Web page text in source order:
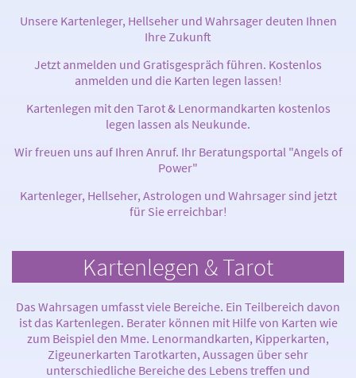
Unsere Kartenleger, Hellseher und Wahrsager deuten Ihnen
Ihre Zukunft
Jetzt anmelden und Gratisgespräch führen. Kostenlos
anmelden und die Karten legen lassen!
Kartenlegen mit den Tarot & Lenormandkarten kostenlos
legen lassen als Neukunde.
Wir freuen uns auf Ihren Anruf. Ihr Beratungsportal "Angels of
Power"
Kartenleger, Hellseher, Astrologen und Wahrsager sind jetzt
für Sie erreichbar!
Kartenlegen & Tarot
Das Wahrsagen umfasst viele Bereiche. Ein Teilbereich davon
ist das Kartenlegen. Berater können mit Hilfe von Karten wie
zum Beispiel den Mme. Lenormandkarten, Kipperkarten,
Zigeunerkarten Tarotkarten, Aussagen über sehr
unterschiedliche Bereiche des Lebens treffen und